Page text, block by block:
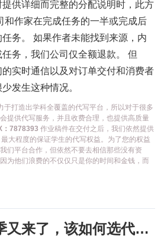
供详细而完整的分配说明时，此方
和作家在完成任务的一半或完成后
务。 如果作者未能找到来源，内
务，我们公司仅全额退款。 但
实时通信以及对订单交付和消费者
发生这种情况。
打造出学科全覆盖的代写平台，所以对于很多
提供代写服务，并且收费合理，也提供高质量
：7878393 作业稿件在交付之后，我们依然提供
大程度的保证学生的代写权益。为了您的权益
们平台合作，但依然不要去相信那些没有资
为他们浪费的不仅仅只是你的时间和金钱，而
考试周，作业季又来了，该如何选代写？便宜的代写、代考会有哪些问题？